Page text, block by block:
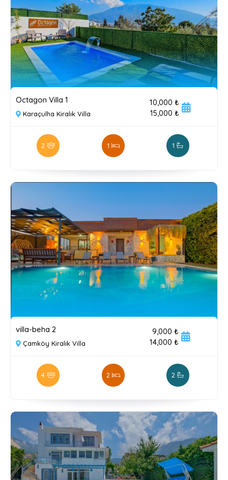
Octagon Villa 1
Karaçulha Kiralık Villa
10,000 ₺
15,000 ₺
2 1 1
villa-beha 2
Çamköy Kiralık Villa
9,000 ₺
14,000 ₺
4 2 2